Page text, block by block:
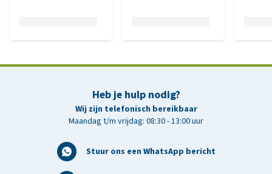
Heb je hulp nodig?
Wij zijn telefonisch bereikbaar
Maandag t/m vrijdag: 08:30 - 13:00 uur
Stuur ons een WhatsApp bericht